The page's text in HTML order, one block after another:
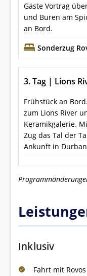
Gäste Vortrag
und Buren am
an Bord.
Sonderzug
3. Tag | Lions
Frühstück an
zum Lions River
Keramikgalerie.
Zug das Tal der
Ankunft in
Inklusiv
Fahrt mit